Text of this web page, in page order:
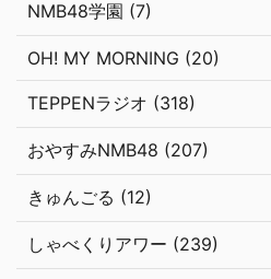
NMB48学園 (7)
OH! MY MORNING (20)
TEPPENラジオ (318)
おやすみNMB48 (207)
きゅんごる (12)
しゃべくりアワー (239)